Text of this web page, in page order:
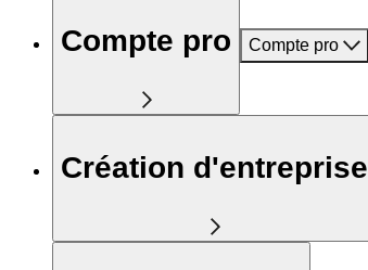
Compte pro Compte pro
Création d'entreprise